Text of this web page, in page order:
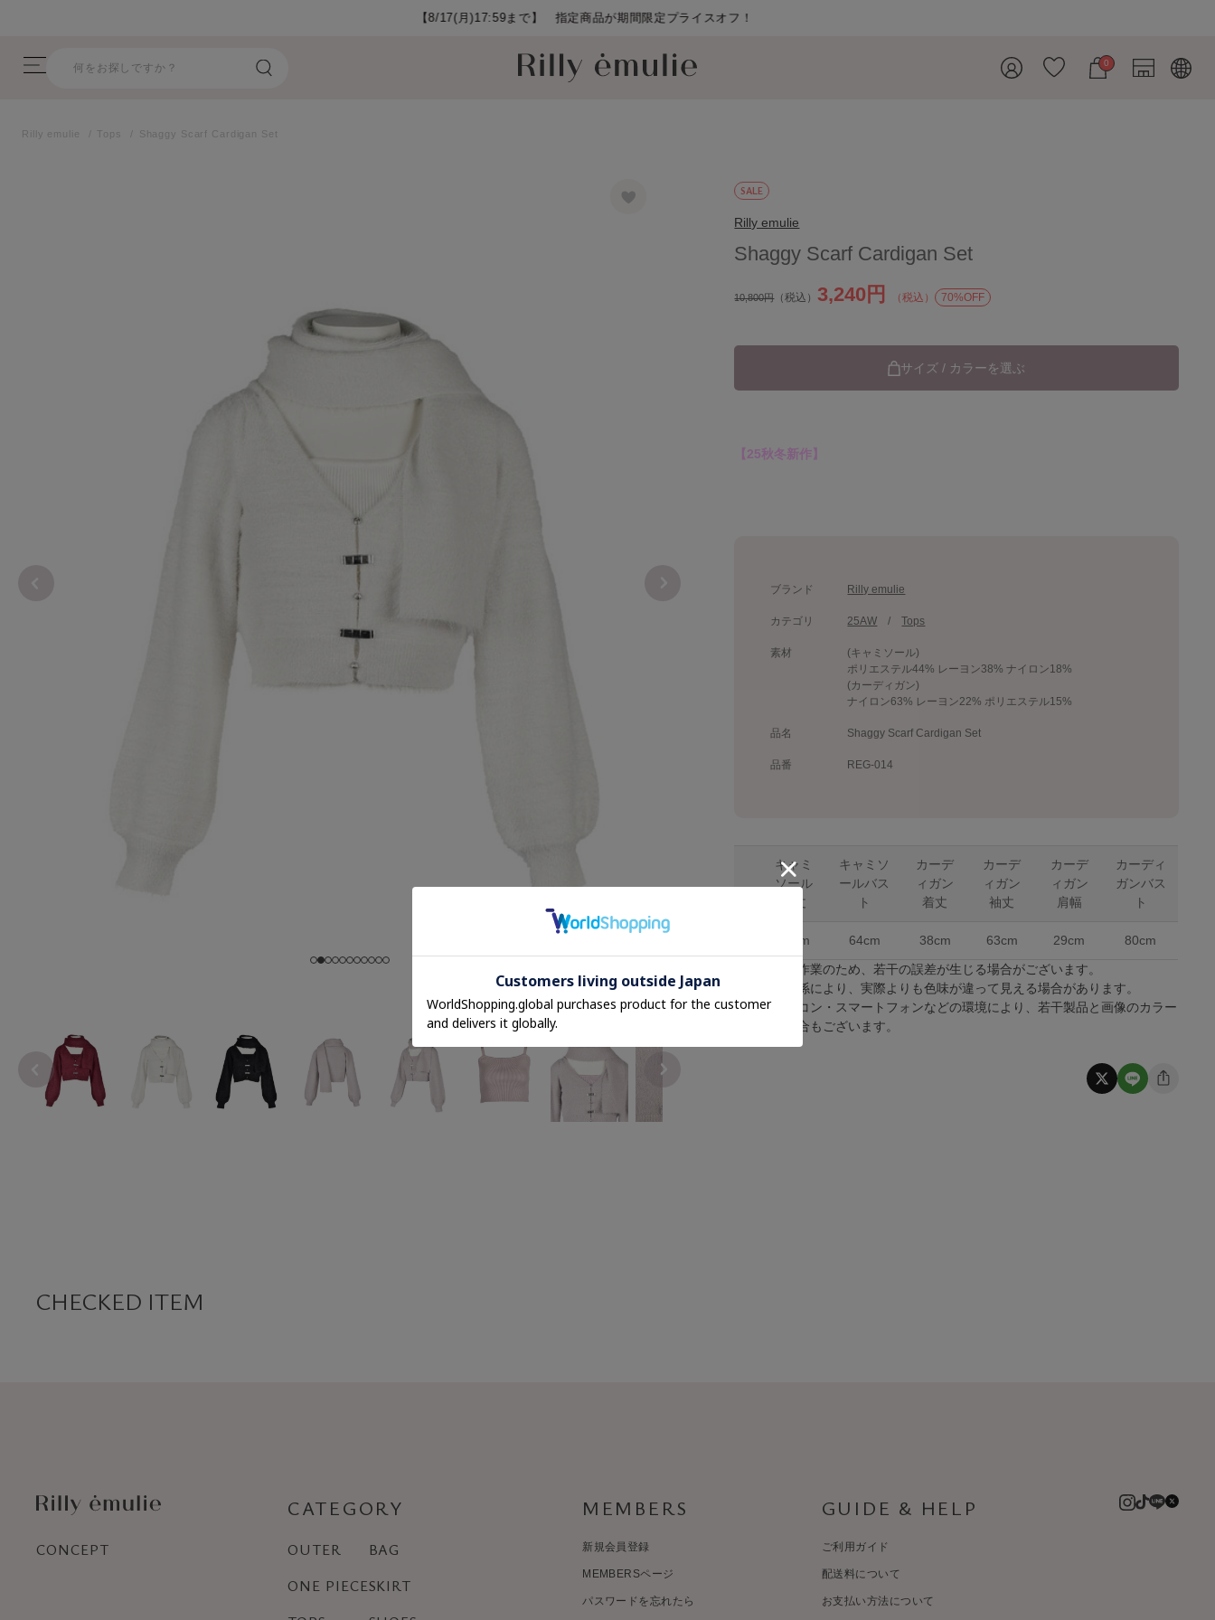
0
Rilly emulie Tops Shaggy Scarf Cardigan Set
SALE
Rilly emulie
Shaggy Scarf Cardigan Set
10,800円（税込）3,240円 （税込） 70%OFF
サイズ / カラーを選ぶ
【25秋冬新作】
ブランド Rilly emulie
カテゴリ 25AW Tops
素材
(キャミソール)
ポリエステル44% レーヨン38% ナイロン18%
(カーディガン)
ナイロン63% レーヨン22% ポリエステル15%
品名 Shaggy Scarf Cardigan Set
品番 REG-014
キャミ
ソール
着丈
キャミソ
ールバス
ト
カーデ
ィガン
着丈
カーデ
ィガン
袖丈
カーデ
ィガン
肩幅
カーディ
ガンバス
ト
37cm 64cm 38cm 63cm 29cm
80cm
※採寸は手作業のため、若干の誤差が生じる場合がございます。
※照明の関係により、実際よりも色味が違って見える場合があります。
※またパソコン・スマートフォンなどの環境により、若干製品と画像のカラー
が異なる場合もございます。
CHECKED ITEM
CONCEPT
CATEGORY
OUTER
ONE PIECE
BAG
SKIRT
MEMBERS
新規会員登録
MEMBERSページ
パスワードを忘れたら
GUIDE & HELP
ご利用ガイド
配送料について
お支払い方法について